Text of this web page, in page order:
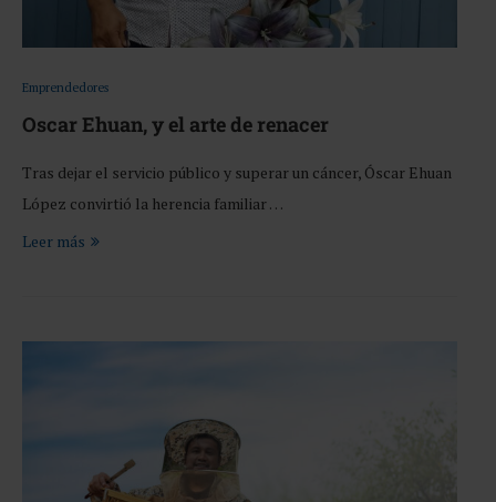
Emprendedores
Oscar Ehuan, y el arte de renacer
Tras dejar el servicio público y superar un cáncer, Óscar Ehuan
López convirtió la herencia familiar …
Leer más